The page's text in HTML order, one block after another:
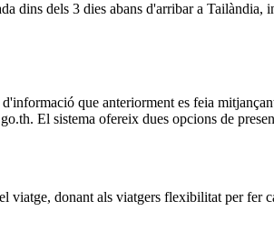
dins dels 3 dies abans d'arribar a
que anteriorment es feia
El sistema ofereix dues opcions de
donant als viatgers flexibilitat per fer